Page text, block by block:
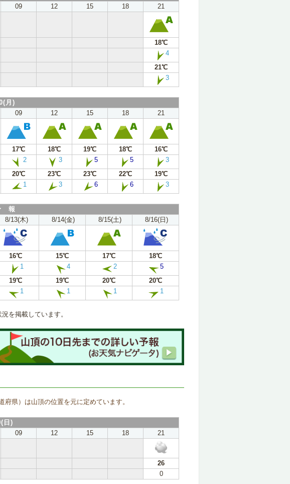
09 12 15 18 21
18℃
4
21℃
3
月)
09 12 15 18 21
17℃ 18℃ 19℃ 18℃
16℃
2 3 5 5 3
20℃ 23℃ 23℃ 22℃
19℃
1 3 6 6 3
報
8/13(木) 8/14(金) 8/15(土) 8/16(日)
16℃ 15℃ 17℃
18℃
1 4 2 5
19℃ 19℃ 20℃
20℃
1 1 1 1
を掲載しています。
県）は山頂の位置を元に定めています。
日)
09 12 15 18
21
26
0